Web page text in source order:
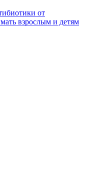
от
взрослым и детям